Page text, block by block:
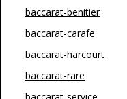
baccarat-benitier
baccarat-carafe
baccarat-harcourt
baccarat-rare
baccarat-service